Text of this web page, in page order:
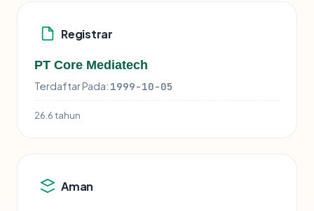
Registrar
PT Core Mediatech
Terdaftar Pada: 1999-10-05
26.6 tahun
Aman